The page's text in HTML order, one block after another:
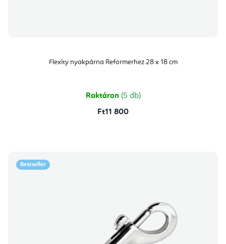
Flexity nyakpárna Reformerhez 28 x 18 cm
Raktáron (5 db)
Ft11 800
Bestseller